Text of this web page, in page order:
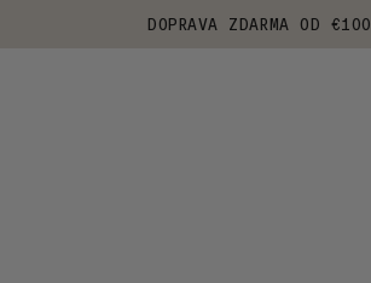
DOPRAVA ZDARMA OD €100